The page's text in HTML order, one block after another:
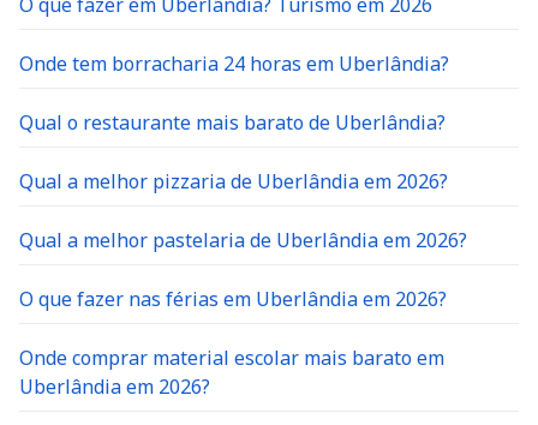
Onde tem borracharia 24 horas em Uberlândia?
Qual o restaurante mais barato de Uberlândia?
Qual a melhor pizzaria de Uberlândia em 2026?
Qual a melhor pastelaria de Uberlândia em 2026?
O que fazer nas férias em Uberlândia em 2026?
Onde comprar material escolar mais barato em
Uberlândia em 2026?